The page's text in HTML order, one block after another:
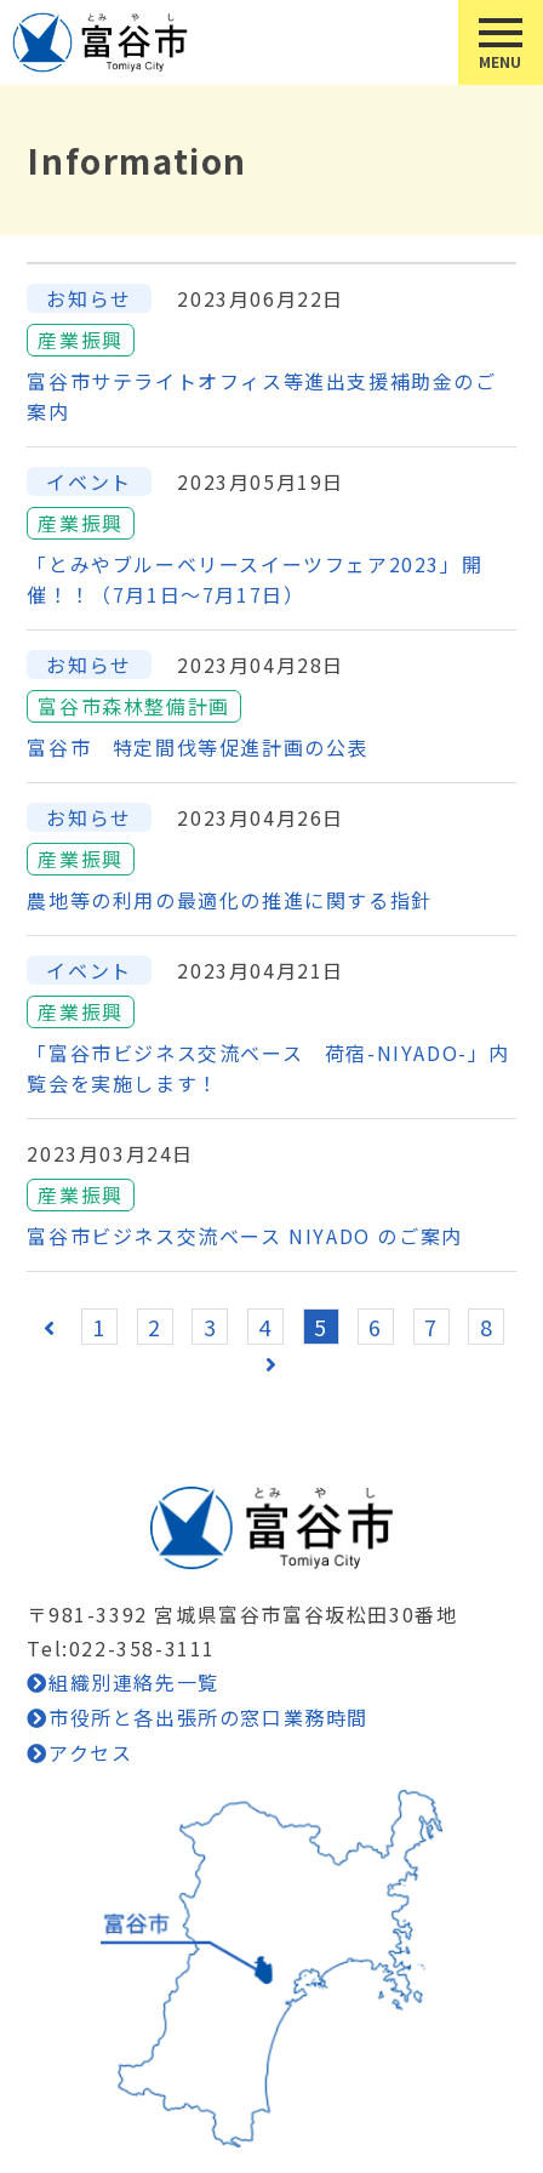
Information
お知らせ
2023月06月22日
産業振興
富谷市サテライトオフィス等進出支援補助金のご
案内
イベント
2023月05月19日
産業振興
「とみやブルーベリースイーツフェア2023」開
催！！（7月1日～7月17日）
お知らせ
2023月04月28日
富谷市森林整備計画
富谷市 特定間伐等促進計画の公表
お知らせ
2023月04月26日
産業振興
農地等の利用の最適化の推進に関する指針
イベント
2023月04月21日
産業振興
「富谷市ビジネス交流ベース 荷宿-NIYADO-」内
覧会を実施します！
2023月03月24日
産業振興
富谷市ビジネス交流ベース NIYADO のご案内
1 2 3 4 5 6 7 8
〒981-3392 宮城県富谷市富谷坂松田30番地
Tel:022-358-3111
組織別連絡先一覧
市役所と各出張所の窓口業務時間
アクセス